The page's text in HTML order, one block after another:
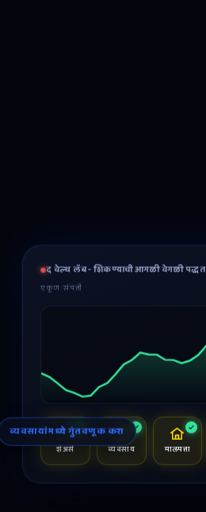
द वेल्थ लॅब - शिकण्याची आगळी वेगळी पद्धत
एकूण संपत्ती
शेअर्स व्यवसाय मालमत्ता
व्यवसायांमध्ये गुंतवणूक करा